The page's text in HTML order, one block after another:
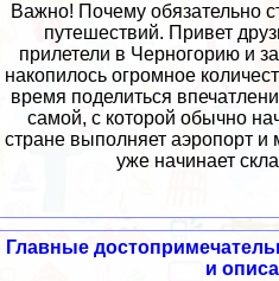
Важно! Почему обязательно
путешествий. Привет
прилетели в Черногорию и
накопилось огромное
время поделиться
самой, с которой обычно
стране выполняет аэропорт и
уже начинает
Главные
и